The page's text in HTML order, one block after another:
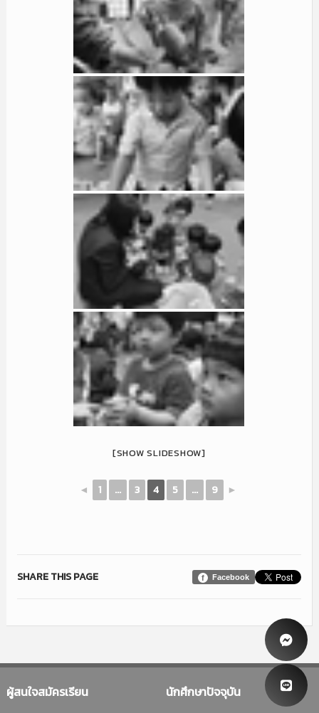
[SHOW SLIDESHOW]
◄ 1 ... 3 4 5 ... 9 ►
Facebook
SHARE THIS PAGE
ผู้สนใจสมัครเรียน นักศึกษาปัจจุบัน